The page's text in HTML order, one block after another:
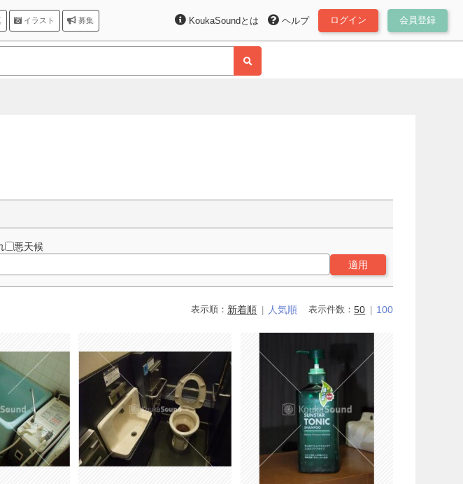
イラスト 募集 ログイン 会員登録
ヘルプ
KoukaSoundとは
悪天候
適用
表示順： 新着順 人気順 表示件数：50 100